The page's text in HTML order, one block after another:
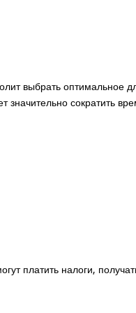
выбрать оптимальное
сократить
платить налоги,